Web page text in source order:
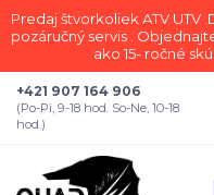
Predaj štvorkoliek ATV UTV
pozáručný servis .
ako 15- ročné
+421 907 164 906
(Po-Pi, 9-18 hod. So-Ne, 10-18
hod.)